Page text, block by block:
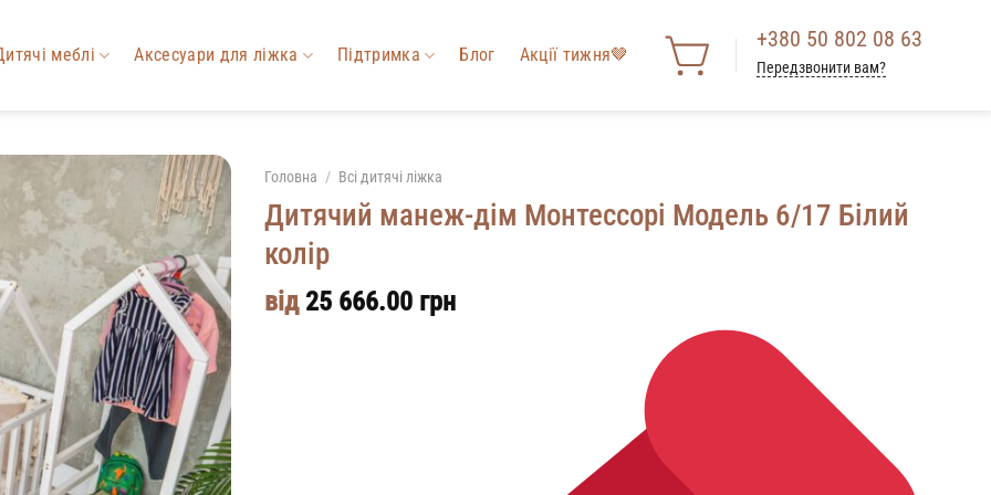
меблі Аксесуари для ліжка Підтримка Блог Акції тижня🤎
+380 50 802 08 63
Передзвонити вам?
Головна / Всі дитячі ліжка
Дитячий манеж-дім Монтессорі Модель 6/17 Білий
колір
від 25 666.00 грн